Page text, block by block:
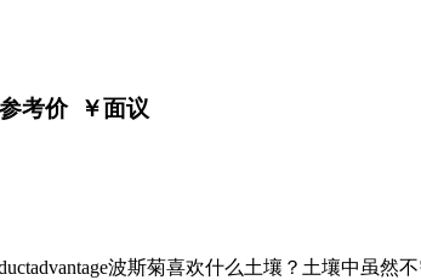
参考价 ￥面议
波斯菊喜欢什么土壤？土壤中虽